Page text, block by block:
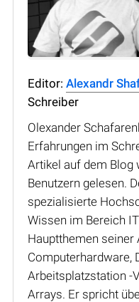
Editor: Alexandr
Schreiber
Olexander
Erfahrungen im
Artikel auf dem Blog
Benutzern gelesen.
spezialisierte
Wissen im Bereich
Hauptthemen seiner
Computerhardware,
Arbeitsplatzstation -
Arrays. Er spricht